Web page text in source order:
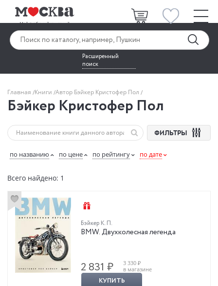
Расширенный
поиск
Главная Книги Автор Бэйкер Кристофер Пол
Бэйкер Кристофер Пол
ФИЛЬТРЫ
по названию по цене по рейтингу по дате
Всего найдено: 1
Бэйкер К. П.
BMW. Двухколесная легенда
2 831 ₽
3 330 ₽
в магазине
КУПИТЬ